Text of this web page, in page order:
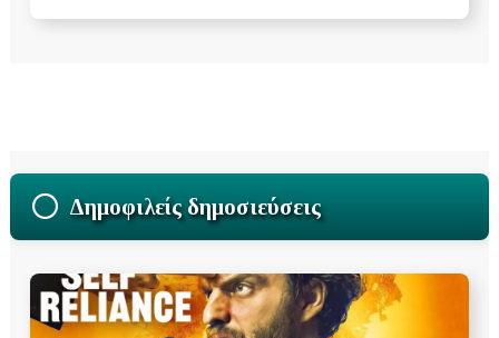
Δημοφιλείς δημοσιεύσεις